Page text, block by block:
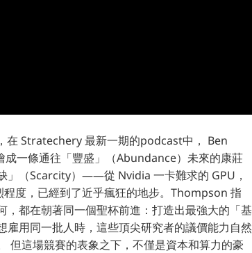
在 Stratechery 最新一期的podcast中， Ben
一條通往「豐盛」（Abundance）未來的康莊
」（Scarcity）——從 Nvidia 一卡難求的 GPU，
度，已經到了近乎瘋狂的地步。Thompson 指
都在朝著同一個聖杯前進：打造出最強大的「基
用同一批人時，這些頂尖研究者的議價能力自然
但這場競賽的表象之下，不僅是資本和算力的豪